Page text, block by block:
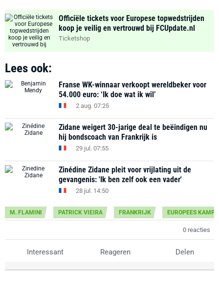
Officiële tickets voor Europese topwedstrijden
koop je veilig en vertrouwd bij FCUpdate.nl
Ticketshop
Lees ook:
Franse WK-winnaar verkoopt wereldbeker voor
54.000 euro: ‘Ik doe wat ik wil’
2 aug. 07:25
Zidane weigert 30-jarige deal te beëindigen nu
hij bondscoach van Frankrijk is
29 jul. 07:55
Zinédine Zidane pleit voor vrijlating uit de
gevangenis: 'Ik ben zelf ook een vader'
28 jul. 14:50
M. FLAMINI PATRICK VIEIRA FRANKRIJK EUROPEES
0 reacties
Interessant Reageren Delen